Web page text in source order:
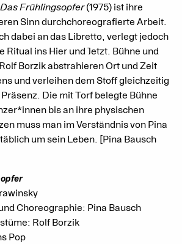
Das Frühlingsopfer(1975) ist ihre
Sinn durchchoreografierte Arbeit.
dabei an das Libretto, verlegt jedoch
Ritual ins Hier und Jetzt. Bühne und
Borzik abstrahieren Ort und Zeit
und verleihen dem Stoff gleichzeitig
Die mit Torf belegte Bühne
bis an ihre physischen
muss man im Verständnis von Pina
um sein Leben. [Pina Bausch
Choreographie: Pina Bausch
Rolf Borzik
Pop